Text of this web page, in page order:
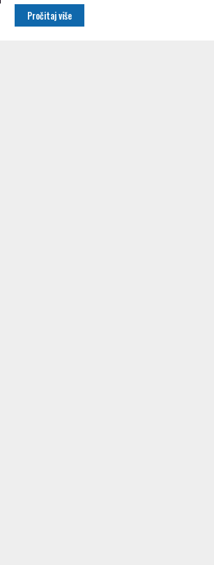
Pročitaj više